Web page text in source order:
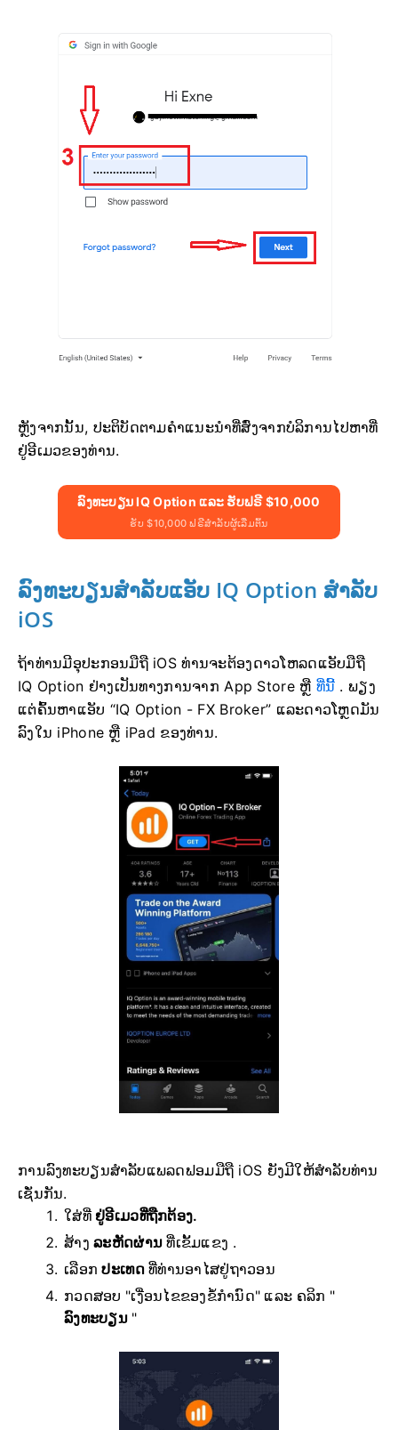
ຫຼັງຈາກນັ້ນ, ປະຕິບັດຕາມຄຳແນະນຳທີ່ສົ່ງຈາກບໍລິການໄປຫາທີ່
ຢູ່ອີເມວຂອງທ່ານ.
ລົງທະບຽນ IQ Option ແລະ ຮັບຟຣີ $10,000
ຮັບ $10,000 ຟຣີສຳລັບຜູ້ເລີ່ມຕົ້ນ
ລົງທະບຽນສຳລັບແອັບ IQ Option ສຳລັບ
iOS
ຖ້າທ່ານມີອຸປະກອນມືຖື iOS ທ່ານຈະຕ້ອງດາວໂຫລດແອັບມືຖື
IQ Option ຢ່າງເປັນທາງການຈາກ App Store ຫຼື ທີ່ນີ້ . ພຽງ
ແຕ່ຄົ້ນຫາແອັບ “IQ Option - FX Broker” ແລະດາວໂຫຼດມັນ
ລົງໃນ iPhone ຫຼື iPad ຂອງທ່ານ.
ການລົງທະບຽນສຳລັບແພລດຟອມມືຖື iOS ຍັງມີໃຫ້ສຳລັບທ່ານ
ເຊັ່ນກັນ.
ໃສ່ທີ່ ຢູ່ອີເມວທີ່ຖືກຕ້ອງ.
ສ້າງລະຫັດຜ່ານ ທີ່ເຂັ້ມແຂງ .
ເລືອກປະເທດທີ່ທ່ານອາໄສຢູ່ຖາວອນ
ກວດສອບ "ເງື່ອນໄຂຂອງຂໍ້ກຳນົດ" ແລະ ຄລິກ "
ລົງທະບຽນ"